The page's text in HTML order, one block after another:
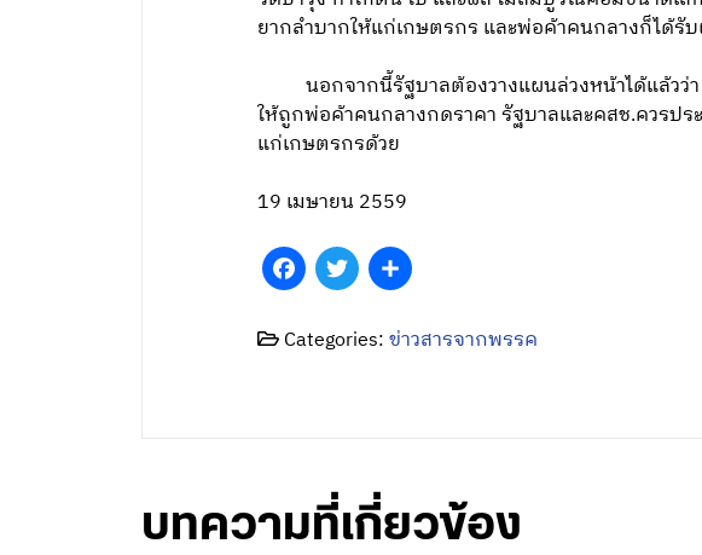
ยากลำบากให้แก่เกษตรกร และพ่อค้าคนกลางก็ได้รั
นอกจากนี้รัฐบาลต้องวางแผนล่วงหน้าได้แล้วว่า
ให้ถูกพ่อค้าคนกลางกดราคา รัฐบาลและคสช.ควรป
แก่เกษตรกรด้วย
19 เมษายน 2559
Facebook
TwitterShare
Categories:ข่าวสารจากพรรค
บทความที่เกี่ยวข้อง